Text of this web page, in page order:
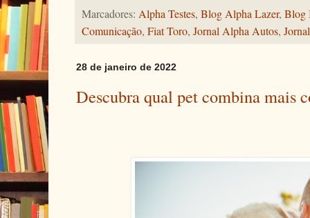
Marcadores: Alpha Testes, Blog Alpha Lazer, Blog
Comunicação, Fiat Toro, Jornal Alpha Autos,
28 de janeiro de 2022
Descubra qual pet combina mais